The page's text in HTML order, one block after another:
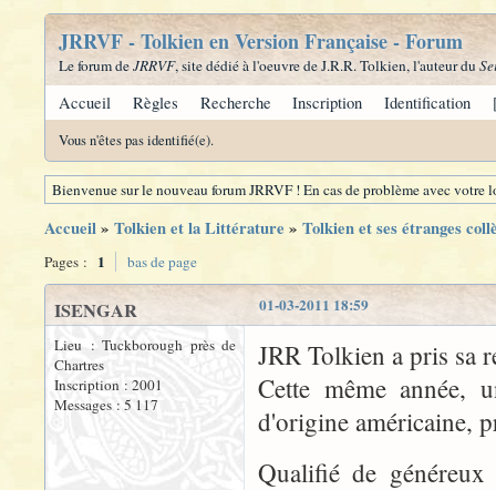
JRRVF - Tolkien en Version Française - Forum
Le forum deJRRVF, site dédié à l'oeuvre de J.R.R. Tolkien, l'auteur du
Accueil Règles Recherche Inscription Identification
Vous n'êtes pas identifié(e).
Bienvenue sur le nouveau forum JRRVF ! En cas de problème avec
Accueil» Tolkien et la Littérature » Tolkien et ses étranges
Pages : 1 bas de page
01-03-2011 18:59
ISENGAR
Lieu : Tuckborough près de
Chartres
Inscription : 2001
Messages : 5 117
JRR Tolkien a pris sa
Cette même année,
d'origine américaine,
Qualifié de